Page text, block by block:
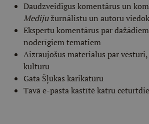
Daudzveidīgus komentārus un
Medijužurnālistu un autoru
Ekspertu komentārus par
noderīgiem tematiem
Aizraujošus materiālus par
kultūru
Gata Šļūkas karikatūru
Tavā e-pasta kastītē katru